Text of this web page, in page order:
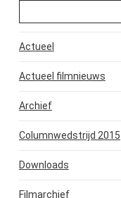
Actueel
Actueel filmnieuws
Archief
Columnwedstrijd 2015
Downloads
Filmarchief